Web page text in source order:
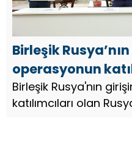
Birleşik
operasyonun
Rusya
ithaf edilmiş 10
Birleşik Rusya'nın
katılımcıları olan